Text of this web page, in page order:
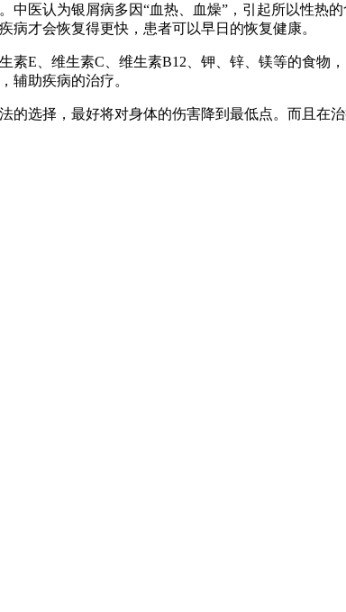
医认为银屑病多因“血热、血燥”，引起所以性热
才会恢复得更快，患者可以早日的恢复健康。
E、维生素C、维生素B12、钾、锌、镁等的食物
辅助疾病的治疗。
的选择，最好将对身体的伤害降到最低点。而且在